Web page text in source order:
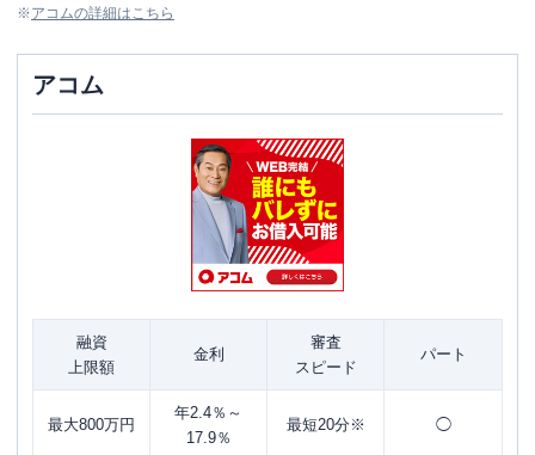
※アコムの詳細はこちら
アコム
融資
上限額
金利
審査
スピード
パート
最大800万円
年2.4％～
17.9％
最短20分※ ◯